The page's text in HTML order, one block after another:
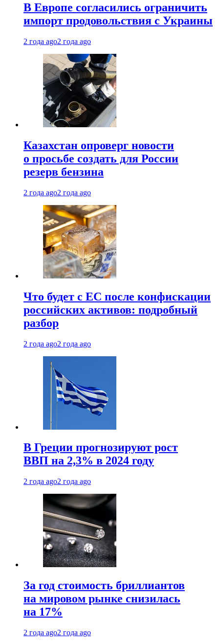
В Европе согласились ограничить
импорт продовольствия с Украины
2 года ago2 года ago
Казахстан опроверг новости
о просьбе создать для России
резерв бензина
2 года ago2 года ago
Что будет с ЕС после конфискации
российских активов: подробный
разбор
2 года ago2 года ago
В Греции прогнозируют рост
ВВП на 2,3% в 2024 году
2 года ago2 года ago
За год стоимость бриллиантов
на мировом рынке снизилась
на 17%
2 года ago2 года ago